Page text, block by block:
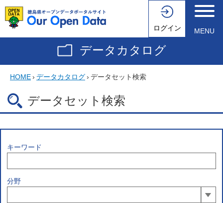
ログイン MENU
データカタログ
HOME› データカタログ› データセット検索
データセット検索
キーワード
分野